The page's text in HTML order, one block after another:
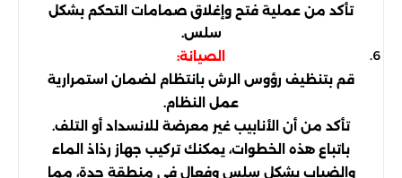
تأكد من عملية فتح وإغلاق صمامات التحكم بشكل
سلس.
الصيانة:
قم بتنظيف رؤوس الرش بانتظام لضمان استمرارية
عمل النظام.
تأكد من أن الأنابيب غير معرضة للانسداد أو التلف.
باتباع هذه الخطوات، يمكنك تركيب جهاز رذاذ الماء
والضباب بشكل سلس وفعال في منطقة جدة، مما